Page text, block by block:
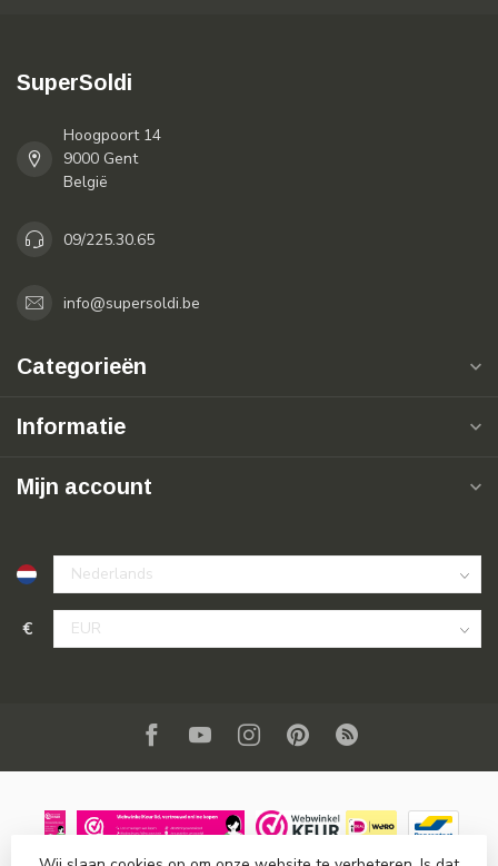
SuperSoldi
Hoogpoort 14
9000 Gent
België
09/225.30.65
info@supersoldi.be
Categorieën
Informatie
Mijn account
€